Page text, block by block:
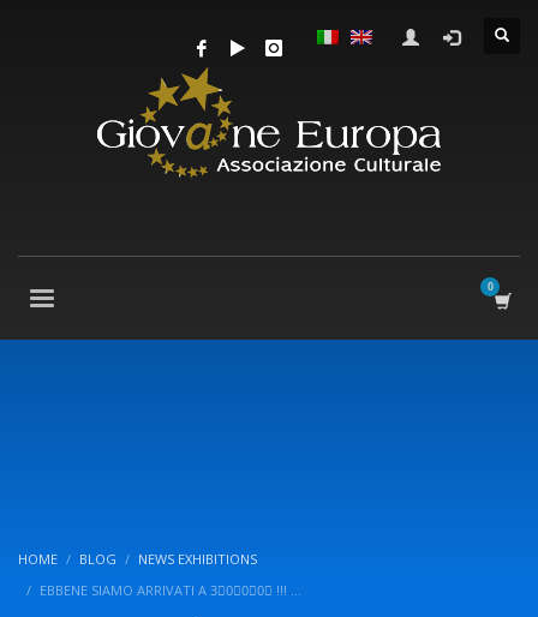
HOME BLOG
NEWS EXHIBITIONS
EBBENE SIAMO ARRIVATI A 3⃣0⃣0⃣0⃣ !!! …